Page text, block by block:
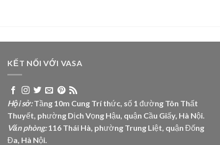
KẾT NỐI VỚI VASA
Hội sở:Tầng 10m Cung Trí thức, số 1 đường Tôn Thất
Thuyết, phường Dịch Vọng Hậu, quận Cầu Giấy, Hà Nội.
Văn phòng:116 Thái Hà, phường Trung Liệt, quận Đống
Đa, Hà Nội.